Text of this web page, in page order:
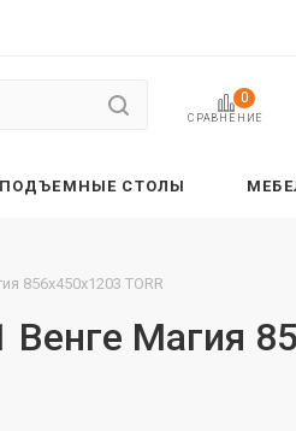
СРАВНЕНИЕ
0
ПОДЪЕМНЫЕ СТОЛЫ
856х450х1203 TORR
Магия